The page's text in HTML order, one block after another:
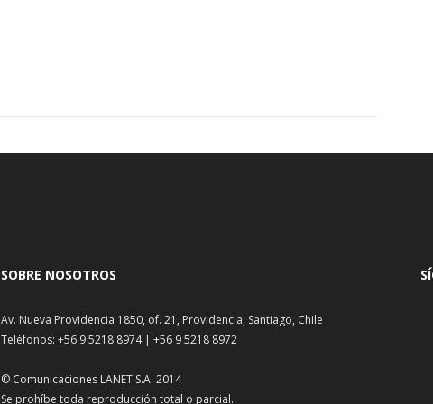
SOBRE NOSOTROS
Av. Nueva Providencia 1850, of. 21, Providencia, Santiago, Chile
Teléfonos: +56 9 5218 8974 | +56 9 5218 8972
© Comunicaciones LANET S.A. 2014
Se prohíbe toda reproducción total o parcial.